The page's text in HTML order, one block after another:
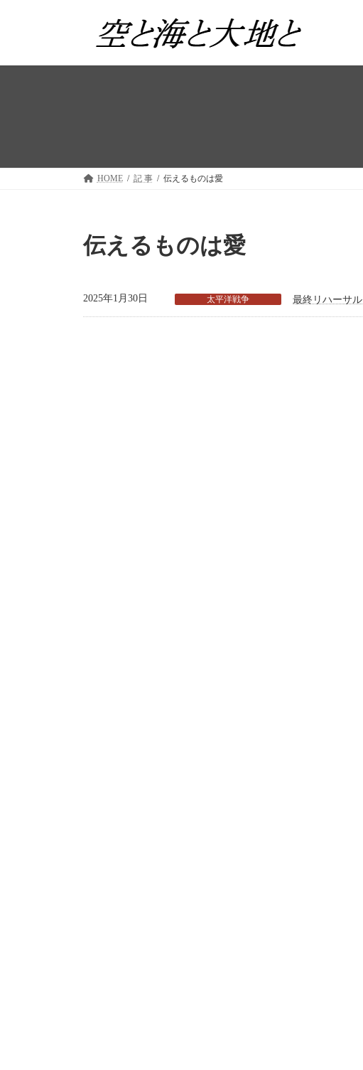
ツ
シ
HOME 記 事 伝えるものは愛
伝えるものは愛
2025年1月30日 太平洋戦争 最終リハーサル